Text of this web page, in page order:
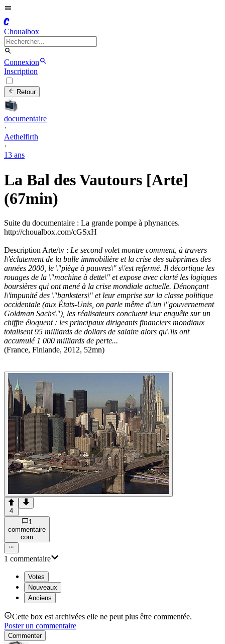
C
Choualbox
Connexion
Inscription
Retour
documentaire
·
Aethelfirth
·
13 ans
La Bal des Vautours [Arte]
(67min)
Suite du documentaire : La grande pompe à phynances.
http://choualbox.com/cGSxH
Description Arte/tv : Le second volet montre comment, à travers
l\'éclatement de la bulle immobilière et la crise des subprimes des
années 2000, le \"piège à pauvres\" s\'est refermé. Il décortique les
rouages de la \"machine à dette\" et expose avec clarté les logiques
boursières qui ont mené à la crise mondiale actuelle. Dénonçant
l\'impunité des \"banksters\" et leur emprise sur la classe politique
occidentale (aux États-Unis, on parle même d\'un \"gouvernement
Goldman Sachs\"), les réalisateurs concluent leur enquête sur un
chiffre éloquent : les principaux dirigeants financiers mondiaux
totalisent 95 milliards de dollars de salaire alors qu\'ils ont
accumulé 1 000 milliards de perte...
(France, Finlande, 2012, 52mn)
4
1
commentaire
com
1 commentaire
Votes
Nouveaux
Anciens
Cette box est archivées elle ne peut plus être commentée.
Poster un commentaire
Commenter